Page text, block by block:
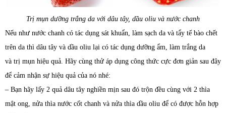
Trị mụn dưỡng trắng da với dâu tây, dầu oliu và nước chanh
Nếu như nước chanh có tác dụng sát khuẩn, làm sạch da và tẩy tế bào chết
trên da thì dâu tây và dầu oliu lại có tác dụng dưỡng ẩm, làm trắng da
và trị mụn hiệu quả. Hãy cùng thử áp dụng công thức cực đơn giản sau đây
để cảm nhận sự hiệu quả của nó nhé:
– Bạn hãy lấy 2 quả dâu tây nghiền mịn sau đó trộn đều cùng với 2 thìa
mật ong, nửa thìa nước cốt chanh và nửa thìa dầu oliu để có được hỗn hợp